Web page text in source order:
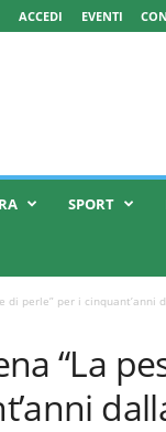
ACCEDI EVENTI
SPORT
di perle” per i cinquant’anni
“La